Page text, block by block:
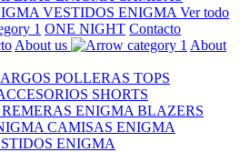
VESTIDOS ENIGMA Ver todo
ONE NIGHT Contacto
About us
About
POLLERAS TOPS
SHORTS
REMERAS ENIGMA BLAZERS
CAMISAS ENIGMA
ENIGMA